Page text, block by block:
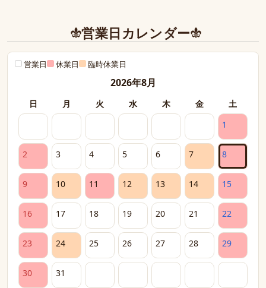
営業日カレンダー
営業日 休業日 臨時休業日
2026年8月
日 月 火 水 木 金
土
1
2 3 4 5 6 7 8
9 10 11 12 13 14 15
16 17 18 19 20 21 22
23 24 25 26 27 28 29
30 31